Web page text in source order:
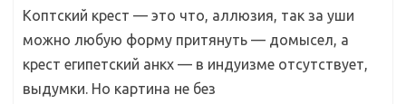
Коптский крест — это что, аллюзия, так за уши
можно любую форму притянуть — домысел, а
крест египетский анкх — в индуизме отсутствует,
выдумки. Но картина не без